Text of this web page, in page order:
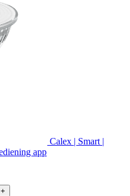
Calex | Smart |
app
+